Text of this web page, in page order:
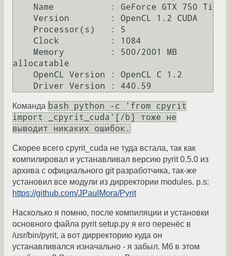
allocatable
Команда bash python -c 'from cpyrit
import _cpyrit_cuda'[/b] тоже не
выводит никаких ошибок.
Скорее всего cpyrit_cuda не туда встала, так как
компилировал и устанавливал версию pyrit 0.5.0 из
архива c официального git разработчика, так-же
установил все модули из дирректории modules. p.s:
https://github.com/JPaulMora/Pyrit
Насколько я помню, после компиляции и установки
основного файла pyrit setup.py я его перенёс в
/usr/bin/pyrit, а вот дирректорию куда он
устанавливался изначально - я забыл. Мб в этом